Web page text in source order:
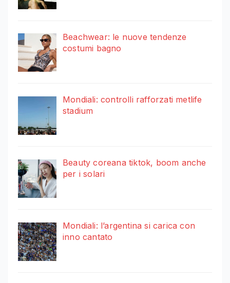
Beachwear: le nuove tendenze
costumi bagno
Mondiali: controlli rafforzati metlife
stadium
Beauty coreana tiktok, boom anche
per i solari
Mondiali: l’argentina si carica con
inno cantato